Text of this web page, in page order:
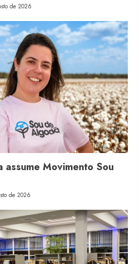
de 2026
assume Movimento Sou
de 2026